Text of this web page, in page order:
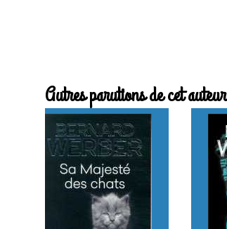
Autres parutions de cet auteur